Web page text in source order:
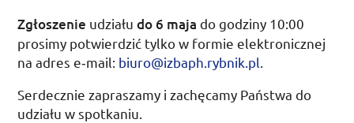
Zgłoszenie udziałudo 6 maja dogodziny 10:00
prosimy potwierdzić tylko w formie elektronicznej
na adres e‑mail: biuro@izbaph.rybnik.pl
Serdecznie zapraszamy i zachęcamy Państwa do
udziału w spotkaniu.